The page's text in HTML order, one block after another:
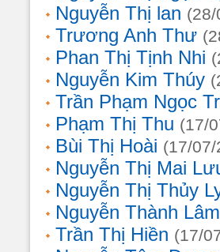
Nguyễn Thị lan
Trương Anh Thư
Phan Thị Tịnh Nhi
Nguyễn Kim Thúy
Trần Phạm Ngọc
Phạm Thị Thu (17/
Bùi Thị Hoài (17/
Nguyễn Thị Mai
Nguyễn Thị Thủy
Nguyễn Thành Lâm
Trần Thị Hiền (17/